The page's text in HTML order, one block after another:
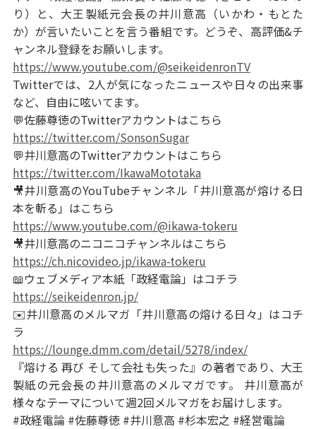
り）と、大王製紙元会長の井川意高（いかわ・もとた
か）が言いたいことを言う番組です。どうぞ、高評価&チ
ャンネル登録をお願いします。
https://www.youtube.com/@seikeidenronTV
Twitterでは、2人が気になったニュースや日々の出来事
など、自由に呟いてます。
💬佐藤尊徳のTwitterアカウントはこちら
https://twitter.com/SonsonSugar
💬井川意高のTwitterアカウントはこちら
https://twitter.com/IkawaMototaka
🎥井川意高のYouTubeチャンネル「井川意高が熔ける日
本を斬る」はこちら
https://www.youtube.com/@ikawa-tokeru
🎥井川意高のニコニコチャンネルはこちら
https://ch.nicovideo.jp/ikawa-tokeru
📖ウェブメディア本紙「政経電論」はコチラ
https://seikeidenron.jp/
✉️井川意高のメルマガ「井川意高の熔ける日々」はコチ
ラ
https://lounge.dmm.com/detail/5278/index/
『熔ける 再び そして会社も失った』の著者であり、大王
製紙の元会長の井川意高のメルマガです。 井川意高が
様々なテーマについて週2回メルマガをお届けします。
#政経電論 #佐藤尊徳 #井川意高 #杉本宏之 #経営電論